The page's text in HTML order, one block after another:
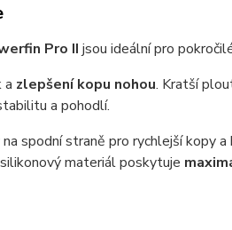
Pro II jsou ideální pro
a zlepšení kopu nohou. Kratší
a pohodlí.
spodní straně pro rychlejší kopy
materiál poskytuje